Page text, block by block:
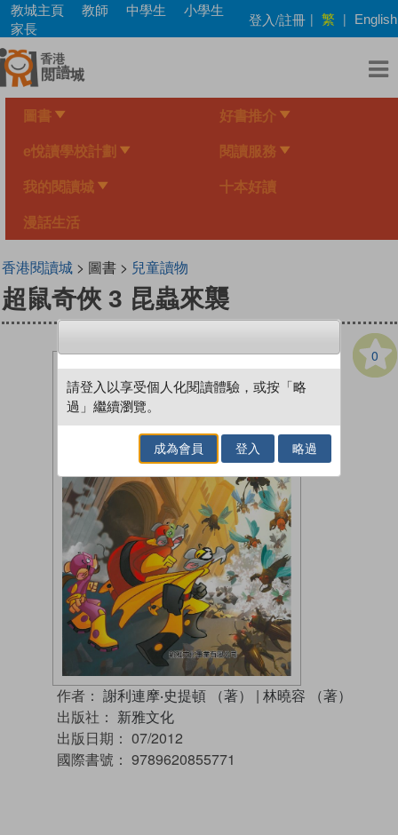
Skip
main
content
教城主頁 教師 中學生
小學生
家長
登入/註冊 | 繁 | English
圖書 好書推介
e悅讀學校計劃 閱讀服務
我的閱讀城 十本好讀
漫話生活
香港閱讀城> 圖書 > 兒童讀物
超鼠奇俠 3 昆蟲來襲
0
作者： 謝利連摩‧史提頓 （著） | 林曉容 （著）
出版社： 新雅文化
出版日期： 07/2012
國際書號： 9789620855771
請登入以享受個人化閱讀體驗，或按「略
過」繼續瀏覽。
成為會員 登入 略過